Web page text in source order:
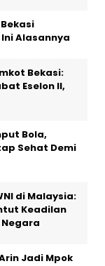
Alasannya
Bekasi:
Eselon II,
Bola,
Sehat Demi
di Malaysia:
Keadilan
Jadi Mpok